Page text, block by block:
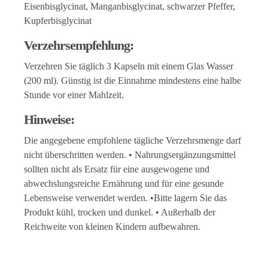
Eisenbisglycinat, Manganbisglycinat, schwarzer Pfeffer,
Kupferbisglycinat
Verzehrsempfehlung:
Verzehren Sie täglich 3 Kapseln mit einem Glas Wasser
(200 ml). Günstig ist die Einnahme mindestens eine halbe
Stunde vor einer Mahlzeit.
Hinweise:
Die angegebene empfohlene tägliche Verzehrsmenge darf
nicht überschritten werden. • Nahrungsergänzungsmittel
sollten nicht als Ersatz für eine ausgewogene und
abwechslungsreiche Ernährung und für eine gesunde
Lebensweise verwendet werden. •Bitte lagern Sie das
Produkt kühl, trocken und dunkel. • Außerhalb der
Reichweite von kleinen Kindern aufbewahren.